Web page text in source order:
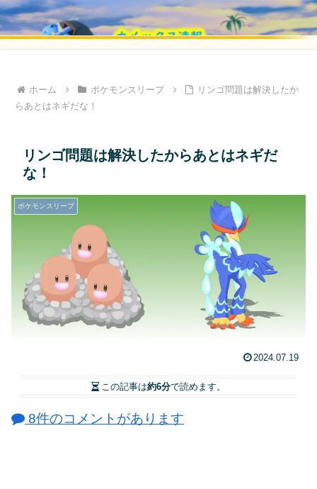
ホーム ポケモンスリープ
リンゴ問題は解決したか
らあとはネギだな！
リンゴ問題は解決したからあとはネギだ
な！
ポケモンスリープ
2024.07.19
この記事は約6分で読めます。
8件のコメントがあります